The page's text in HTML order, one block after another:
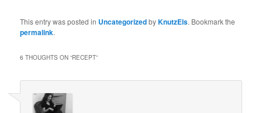
This entry was posted in UncategorizedbyKnutzEls. Bookmark the
permalink.
6 THOUGHTS ON “RECEPT”